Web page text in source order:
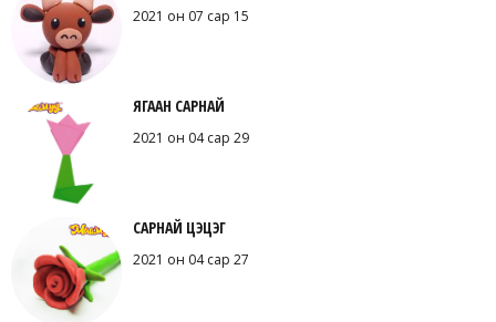
2021 он 07 сар 15
ЯГААН САРНАЙ
2021 он 04 сар 29
САРНАЙ ЦЭЦЭГ
2021 он 04 сар 27